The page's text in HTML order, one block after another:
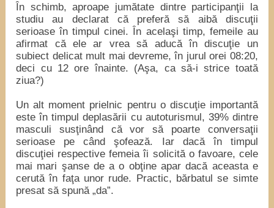
În schimb, aproape jumătate dintre participanţii la
studiu au declarat că preferă să aibă discuţii
serioase în timpul cinei. În acelaşi timp, femeile au
afirmat că ele ar vrea să aducă în discuţie un
subiect delicat mult mai devreme, în jurul orei 08:20,
deci cu 12 ore înainte. (Aşa, ca să-i strice toată
ziua?)
Un alt moment prielnic pentru o discuţie importantă
este în timpul deplasării cu autoturismul, 39% dintre
masculi susţinând că vor să poarte conversaţii
serioase pe când şofează. Iar dacă în timpul
discuţiei respective femeia îi solicită o favoare, cele
mai mari şanse de a o obţine apar dacă aceasta e
cerută în faţa unor rude. Practic, bărbatul se simte
presat să spună „da”.